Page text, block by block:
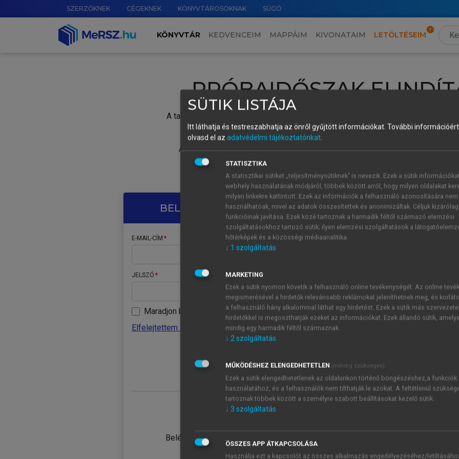
SZERZŐKNEK CÉGEKNEK KÖNYVTÁROSOKNAK SÚGÓ
KÖNYVTÁR KEDVENCEIM MAPPÁIM KIVONATAIM LETÖLTÉSEIM
PRÓBAIDŐSZAK
A tartalom megtekintéséhez lépj be a saját fiókoddal, iskolai azonosítóddal vagy
Új felhasználóként1 óra díjmentes hozzáférésrevagy
A próbaidőszak elindításához,
vagy hozz
A regisztráció után a
BELÉPÉS SAJÁT FIÓKKAL
E-MAIL-CÍM
JELSZÓ
Maradjon belépve
Elfelejtettem a jelszavamat
Belépés intézményi azonosítóval
ÚJ FIÓK
1 óra
JELSZÓ
Kérek értesítést a MeRSZ
Kérek értesítést az
SÜTIK LISTÁJA
Itt láthatja és testreszabhatja az önről gyűjtött információkat. További
olvasd el az adatvédelmi tájékoztatónkat.
STATISZTIKA
A statisztikai sütiket „teljesítménysütiknek” is nevezik. Ezek a sütik
webhely használatának módjáról, többek között arról, hogy milyen oldalakat
milyen linkekre kattintott. Ezek az információk a felhasználó azonosítására nem
használhatóak, mivel az adatok összesítettek és anonimizáltak. Céljuk
funkcióinak javítása. Ezek közé tartoznak a harmadik féltől származó elemzési
szolgáltatásokhoz tartozó sütik; ilyen elemzési szolgáltatások a
hőtérképek és a közösségi médiaanalitika.
↓ 1 szolgáltatás
MARKETING
Ezek a sütik nyomon követik a felhasználó online tevékenységét. Az online
megismerésével a hirdetők relevánsabb reklámokat jeleníthetnek meg, és
a felhasználó hány alkalommal láthat egy hirdetést. Ezek a sütik más
hirdetőkkel is megoszthatják ezeket az információkat. Ezek állandó sütik,
mindig egy harmadik féltől származnak.
↓ 2szolgáltatás
MŰKÖDÉSHEZ ELENGEDHETETLEN (mindig szükséges)
Ezek a sütik elengedhetetlenek az oldalunkon történő böngészéshez,a funkciók
használatához, és a felhasználók nem tilthatják le azokat. A feltétlenül
tartoznak többek között a személyre szabott beállításokat kezelő sütik.
↓ 3 szolgáltatás
ÖSSZES APP ÁTKAPCSOLÁSA
Használja ezt a kapcsolót az összes alkalmazás engedélyezéséhez/